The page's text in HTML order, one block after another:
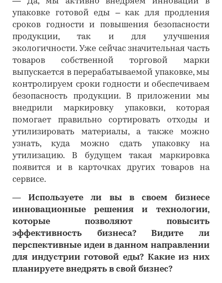
упаковке готовой еды – как для продления
сроков годности и повышения безопасности
продукции, так и для улучшения
экологичности. Уже сейчас значительная часть
товаров собственной торговой марки
выпускается в перерабатываемой упаковке, мы
контролируем сроки годности и обеспечиваем
безопасность продукции. В приложении мы
внедрили маркировку упаковки, которая
помогает правильно сортировать отходы и
утилизировать материалы, а также можно
узнать, куда можно сдать упаковку на
утилизацию. В будущем такая маркировка
появится и в карточках других товаров на
сервисе.
―
Используете ли вы в своем бизнесе
инновационные решения и технологии,
которые позволяют повысить
эффективность бизнеса? Видите ли
перспективные идеи в данном направлении
для индустрии готовой еды? Какие из них
планируете внедрять в свой бизнес?